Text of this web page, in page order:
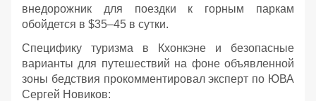
внедорожник для поездки к горным паркам
обойдется в $35–45 в сутки.
Специфику туризма в Кхонкэне и безопасные
варианты для путешествий на фоне объявленной
зоны бедствия прокомментировал эксперт по ЮВА
Сергей Новиков: